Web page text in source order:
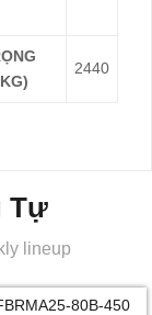
2440
Tự
lineup